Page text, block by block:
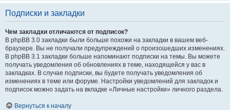
Подписки и закладки
Чем закладки отличаются от подписок?
В phpBB 3.0 закладки были больше похожи на закладки в вашем веб-
браузере. Вы не получали предупреждений о произошедших изменениях.
В phpBB 3.1 закладки больше напоминают подписки на темы. Вы можете
получать уведомления об обновлениях в теме, находящейся у вас в
закладках. В случае подписки, вы будете получать уведомления об
изменениях в теме или форуме. Настройки уведомлений для закладок и
подписок можно задать на вкладке «Личные настройки» личного раздела.
Вернуться к началу